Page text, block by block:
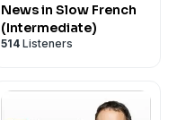
News in Slow French
(Intermediate)
514 Listeners